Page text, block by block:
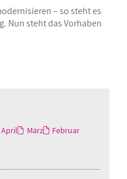
– so steht es
Nun steht das Vorhaben
April März
Februar